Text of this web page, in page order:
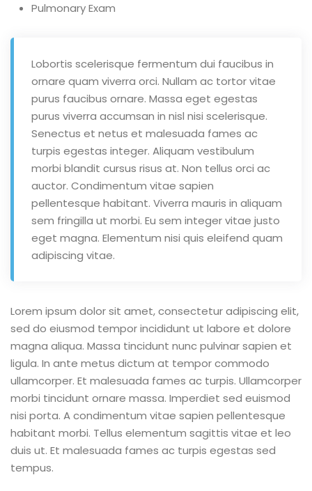
Pulmonary Exam
Lobortis scelerisque fermentum dui faucibus in
ornare quam viverra orci. Nullam ac tortor vitae
purus faucibus ornare. Massa eget egestas
purus viverra accumsan in nisl nisi scelerisque.
Senectus et netus et malesuada fames ac
turpis egestas integer. Aliquam vestibulum
morbi blandit cursus risus at. Non tellus orci ac
auctor. Condimentum vitae sapien
pellentesque habitant. Viverra mauris in aliquam
sem fringilla ut morbi. Eu sem integer vitae justo
eget magna. Elementum nisi quis eleifend quam
adipiscing vitae.
Lorem ipsum dolor sit amet, consectetur adipiscing elit,
sed do eiusmod tempor incididunt ut labore et dolore
magna aliqua. Massa tincidunt nunc pulvinar sapien et
ligula. In ante metus dictum at tempor commodo
ullamcorper. Et malesuada fames ac turpis. Ullamcorper
morbi tincidunt ornare massa. Imperdiet sed euismod
nisi porta. A condimentum vitae sapien pellentesque
habitant morbi. Tellus elementum sagittis vitae et leo
duis ut. Et malesuada fames ac turpis egestas sed
tempus.